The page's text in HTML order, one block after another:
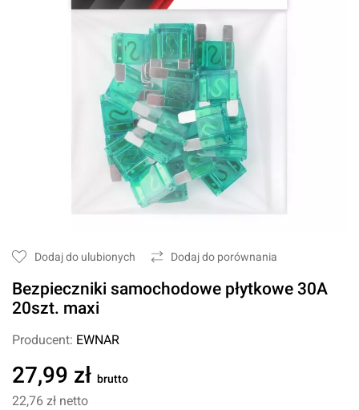
Dodaj do ulubionych Dodaj do porównania
Bezpieczniki samochodowe płytkowe 30A
20szt. maxi
Producent: EWNAR
27,99 zł brutto
22,76 zł netto